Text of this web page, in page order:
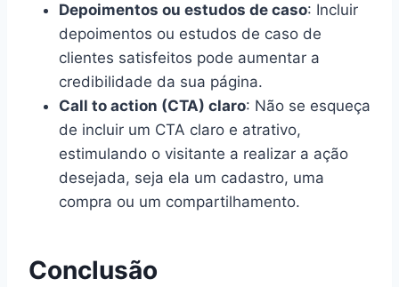
Depoimentos ou estudos de caso: Incluir
depoimentos ou estudos de caso de
clientes satisfeitos pode aumentar a
credibilidade da sua página.
Call to action (CTA) claro: Não se esqueça
de incluir um CTA claro e atrativo,
estimulando o visitante a realizar a ação
desejada, seja ela um cadastro, uma
compra ou um compartilhamento.
Conclusão